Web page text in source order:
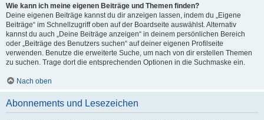
Wie kann ich meine eigenen Beiträge und Themen finden?
Deine eigenen Beiträge kannst du dir anzeigen lassen, indem du „Eigene
Beiträge“ im Schnellzugriff oben auf der Boardseite auswählst. Alternativ
kannst du auch „Deine Beiträge anzeigen“ in deinem persönlichen Bereich
oder „Beiträge des Benutzers suchen“ auf deiner eigenen Profilseite
verwenden. Benutze die erweiterte Suche, um nach von dir erstellen Themen
zu suchen. Trage dort die entsprechenden Optionen in die Suchmaske ein.
Nach oben
Abonnements und Lesezeichen